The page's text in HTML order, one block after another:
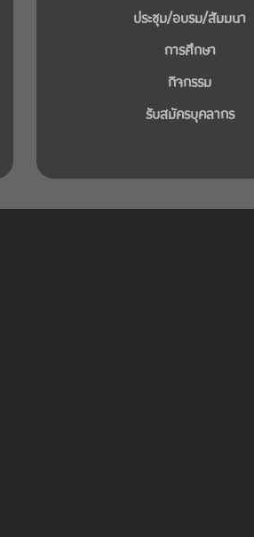
ประชุม/อบรม/สัมมนา
การศึกษา
กิจกรรม
รับสมัครบุคลากร